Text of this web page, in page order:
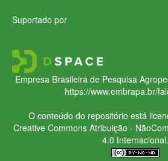
Suportado por
Empresa Brasileira de Pesquisa
https://www.embrapa.br/
O conteúdo do repositório está
Creative CommonsAtribuição -
4.0 Internacional.